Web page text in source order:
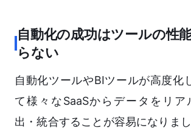
自動化の成功はツールの性
らない
自動化ツールやBIツールが高度化
て様々なSaaSからデータをリア
出・統合することが容易になりまし